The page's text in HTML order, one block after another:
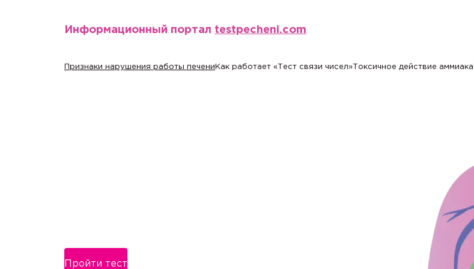
Информационный портал testpecheni.com
Признаки нарушения работы печени Как работает «Тест связи чисел» Токсичное действие аммиака
Пройти тест